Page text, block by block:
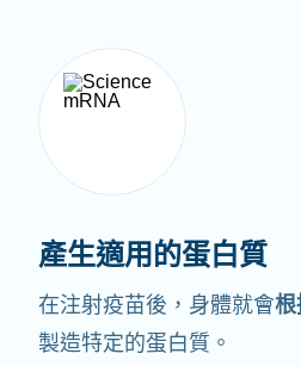
產生適用的蛋白質
在注射疫苗後，身體就會根
製造特定的蛋白質。